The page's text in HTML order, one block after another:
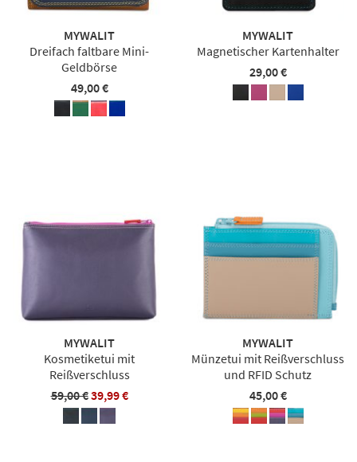
MYWALIT
Dreifach faltbare Mini-
Geldbörse
49,00 €
MYWALIT
Magnetischer Kartenhalter
29,00 €
MYWALIT
Kosmetiketui mit
Reißverschluss
59,00 €39,99 €
MYWALIT
Münzetui mit Reißverschluss
und RFID Schutz
45,00 €